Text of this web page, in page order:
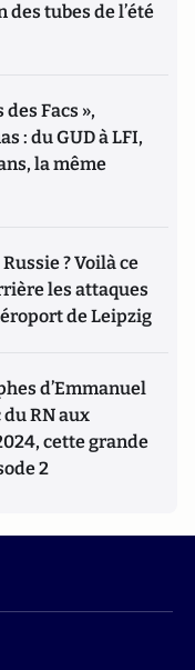
des tubes de l’été
Facs »,
: du GUD à LFI,
la même
? Voilà ce
les attaques
de Leipzig
d’Emmanuel
du RN aux
cette grande
2